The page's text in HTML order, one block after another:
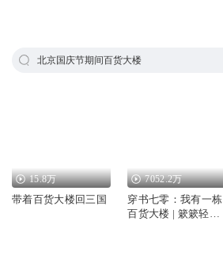
北京国庆节期间百货大楼
15.8万
带着百货大楼回三国
7052.2万
穿书七零：我有一栋
百货大楼 | 簌簌轻扬